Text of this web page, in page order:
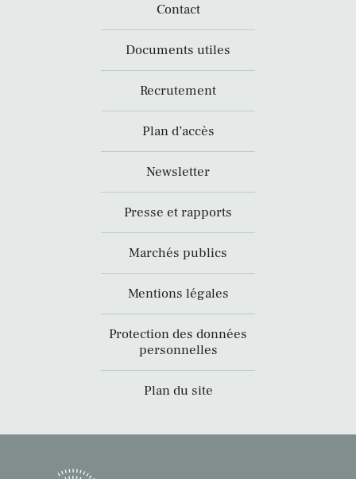
Contact
Documents utiles
Recrutement
Plan d’accès
Newsletter
Presse et rapports
Marchés publics
Mentions légales
Protection des données
personnelles
Plan du site